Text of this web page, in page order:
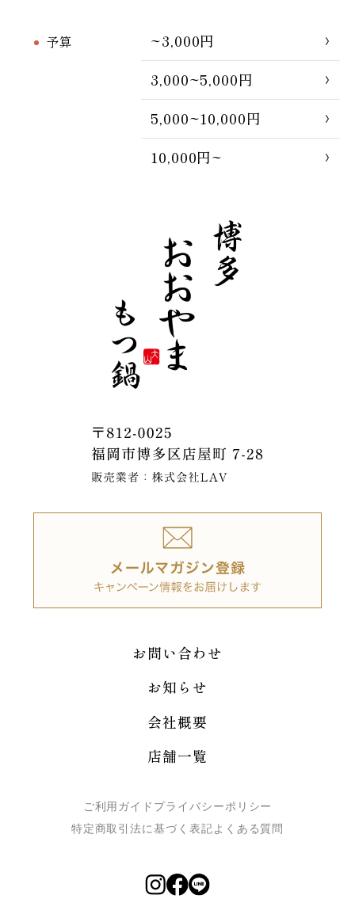
予算
~3,000円
3,000~5,000円
5,000~10,000円
10,000円~
お問い合わせ
お知らせ
会社概要
店舗一覧
ご利用ガイド プライバシーポリシー
特定商取引法に基づく表記よくある質問